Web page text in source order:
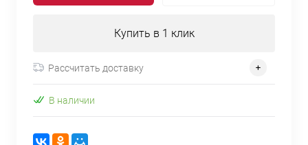
Купить в 1 клик
Рассчитать доставку
В наличии